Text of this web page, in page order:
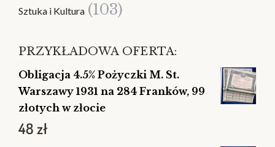
Sztuka i Kultura (103)
PRZYKŁADOWA OFERTA:
Obligacja 4.5% Pożyczki M. St.
Warszawy 1931 na 284 Franków, 99
złotych w złocie
48zł